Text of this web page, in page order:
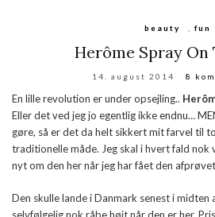
beauty fun
Herôme Spray On
14. august 2014 8
En lille revolution er under opsejling..
Eller det ved jeg jo egentlig ikke endnu…
gøre, så er det da helt sikkert mit farvel til
traditionelle måde. Jeg skal i hvert fald
nyt om den her når jeg har fået den
Den skulle lande i Danmark senest i midten